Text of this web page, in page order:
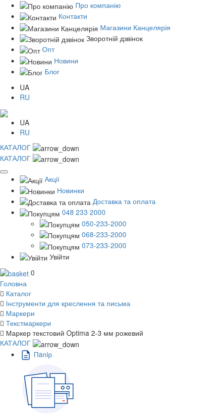
Про компанію
Контакти
Магазини Канцелярія
Зворотній дзвінок
Опт
Новини
Блог
UA
RU
UA
RU
КАТАЛОГ
КАТАЛОГ
Акції
Новинки
Доставка та оплата
048 233 2000
050-233-2000
068-233-2000
073-233-2000
Увійти
0
Головна
Каталог
Інструменти для креслення та письма
Маркери
Текстмаркери
Маркер текстовий Optima 2-3 мм рожевий
КАТАЛОГ
Пaпiр